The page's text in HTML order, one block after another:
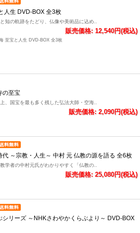
人生 DVD-BOX 全3枚
知の軌跡をたどり、仏像や美術品に込め..
販売価格: 12,540円(税込)
至宝と人生 DVD-BOX 全3枚
の至宝
、国宝を最も多く残した弘法大師・空海..
販売価格: 2,090円(税込)
代 ～宗教・人生～ 中村 元 仏教の源を語る 全6枚
学者の中村元氏がわかりやすく「仏教の..
販売価格: 25,080円(税込)
シリーズ ～NHKさわやかくらぶより～ DVD-BOX